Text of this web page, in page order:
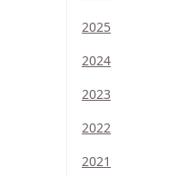
2025
2024
2023
2022
2021